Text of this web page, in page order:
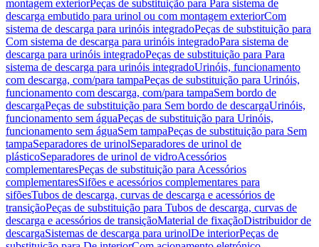
montagem exteriorPeças de substituição para Para sistema de
descarga embutido para urinol ou com montagem exteriorCom
sistema de descarga para urinóis integradoPeças de substituição para
Com sistema de descarga para urinóis integradoPara sistema de
descarga para urinóis integradoPeças de substituição para Para
sistema de descarga para urinóis integradoUrinóis, funcionamento
com descarga, com/para tampaPeças de substituição para Urinóis,
funcionamento com descarga, com/para tampaSem bordo de
descargaPeças de substituição para Sem bordo de descargaUrinóis,
funcionamento sem águaPeças de substituição para Urinóis,
funcionamento sem águaSem tampaPeças de substituição para Sem
tampaSeparadores de urinolSeparadores de urinol de
plásticoSeparadores de urinol de vidroAcessórios
complementaresPeças de substituição para Acessórios
complementaresSifões e acessórios complementares para
sifõesTubos de descarga, curvas de descarga e acessórios de
transiçãoPeças de substituição para Tubos de descarga, curvas de
descarga e acessórios de transiçãoMaterial de fixaçãoDistribuidor de
descargaSistemas de descarga para urinolDe interiorPeças de